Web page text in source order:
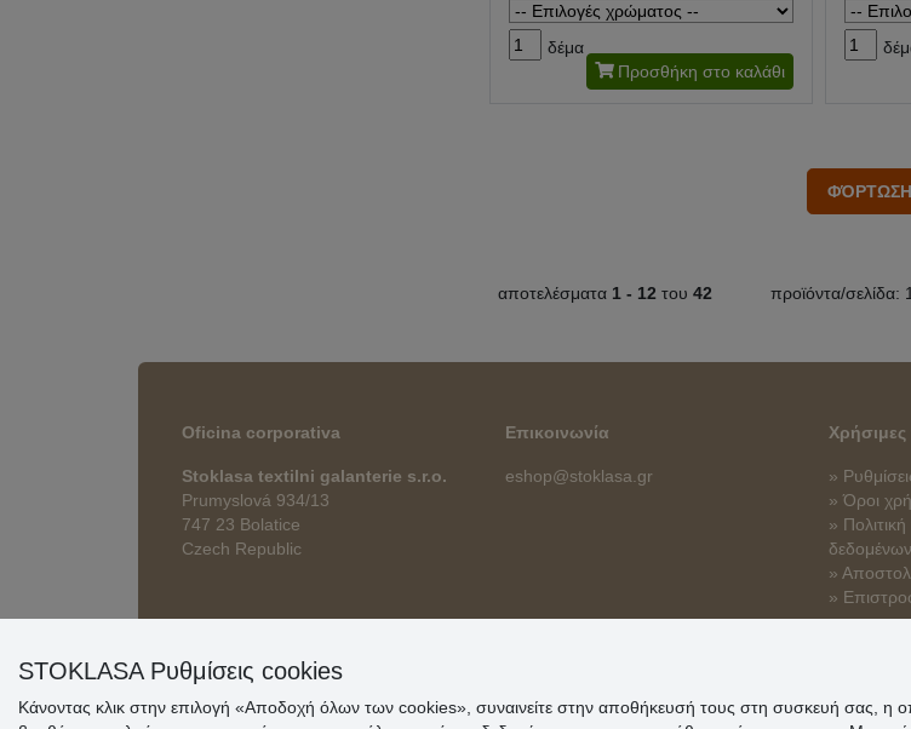
δέμα
Προσθήκη στο καλάθι
αποτελέσματα 1 - 12 του 42 προϊόντα/σελίδα:
Oficina corporativa
Stoklasa textilni galanterie s.r.o.
Prumyslová 934/13
747 23 Bolatice
Czech Republic
Επικοινωνία
eshop@stoklasa.gr
»
» Όροι
»
δεδομένων
»
»
STOKLASA Ρυθμίσεις cookies
Κάνοντας κλικ στην επιλογή «Αποδοχή όλων των cookies», συναινείτε στην αποθήκευσή τους στη συσκευή σας, η